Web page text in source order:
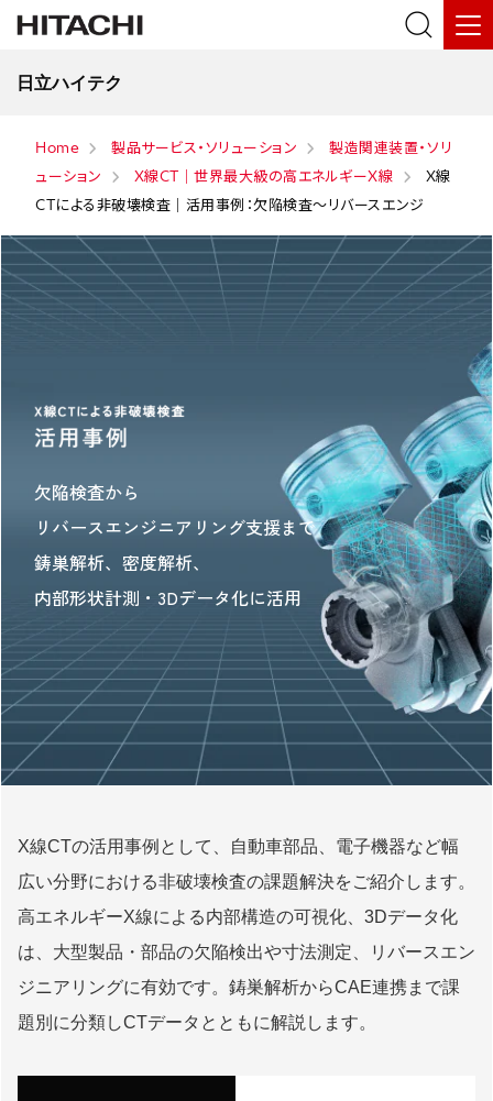
日立ハイテク
Home 製品サービス・ソリューション
製造関連装置・ソリ
ューション
X線CT｜世界最大級の高エネルギーX線
X線
CTによる非破壊検査｜活用事例：欠陥検査～リバースエンジ
欠陥検査から
リバースエンジニアリング支援まで
鋳巣解析、密度解析、
内部形状計測・3Dデータ化に活用
X線CTの活用事例として、自動車部品、電子機器など幅
広い分野における非破壊検査の課題解決をご紹介します。
高エネルギーX線による内部構造の可視化、3Dデータ化
は、大型製品・部品の欠陥検出や寸法測定、リバースエン
ジニアリングに有効です。鋳巣解析からCAE連携まで課
題別に分類しCTデータとともに解説します。